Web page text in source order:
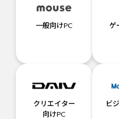
一般向けPC ゲ
クリエイター
向けPC
ビ